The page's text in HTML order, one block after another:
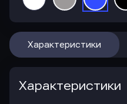
Характеристики
Характеристики